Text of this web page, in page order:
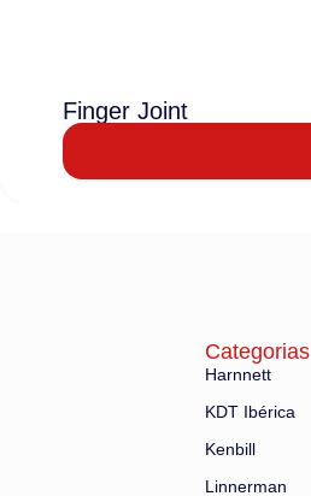
Finger Joint
Categorias
Harnnett
KDT Ibérica
Kenbill
Linnerman